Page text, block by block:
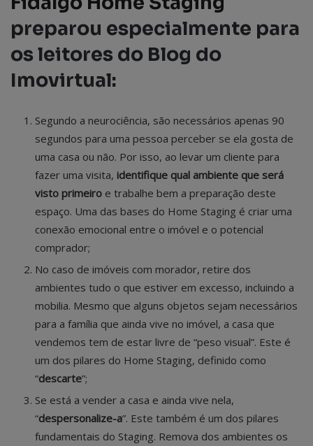
preparou especialmente para
os leitores do Blog do
Imovirtual:
Segundo a neurociência, são necessários apenas 90
segundos para uma pessoa perceber se ela gosta de
uma casa ou não. Por isso, ao levar um cliente para
fazer uma visita, identifique qual ambiente que será
visto primeiro e trabalhe bem a preparação deste
espaço. Uma das bases do Home Staging é criar uma
conexão emocional entre o imóvel e o potencial
comprador;
No caso de imóveis com morador, retire dos
ambientes tudo o que estiver em excesso, incluindo a
mobilia. Mesmo que alguns objetos sejam necessários
para a família que ainda vive no imóvel, a casa que
vendemos tem de estar livre de “peso visual”. Este é
um dos pilares do Home Staging, definido como
“descarte”;
Se está a vender a casa e ainda vive nela,
“despersonalize-a”. Este também é um dos pilares
fundamentais do Staging. Remova dos ambientes os